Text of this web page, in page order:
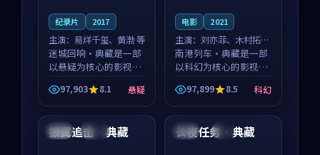
纪录片 2017
主演： 易烊千玺、黄渤 等
迷城回响·典藏是一部
以悬疑为核心的影视作
品，围绕危机、反转与
人物成长展开，整体节
奏紧凑，值得推荐观
看。
97,903 8.1 悬疑
电影 2021
主演： 刘亦菲、木村拓哉
等
南港列车·典藏是一部
以科幻为核心的影视作
品，围绕危机、反转与
人物成长展开，整体节
奏紧凑，值得推荐观
看。
97,899 8.5 科幻
韩国 高分
银翼追击·典藏 中国 4K
长夜任务·典藏